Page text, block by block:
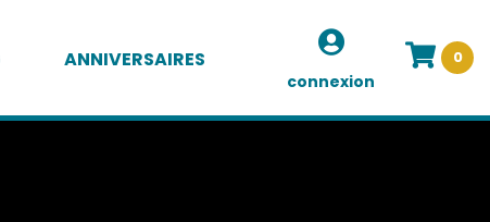
ANNIVERSAIRES
connexion
0